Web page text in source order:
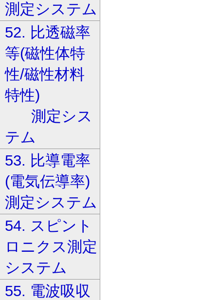
測定システム
52. 比透磁率
等(磁性体特
性/磁性材料
特性)
測定シス
テム
53. 比導電率
(電気伝導率)
測定システム
54. スピント
ロニクス測定
システム
55. 電波吸収